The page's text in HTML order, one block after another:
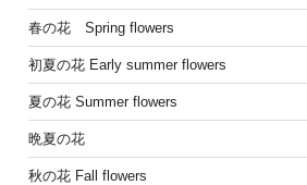
春の花 Spring flowers
初夏の花 Early summer flowers
夏の花 Summer flowers
晩夏の花
秋の花 Fall flowers